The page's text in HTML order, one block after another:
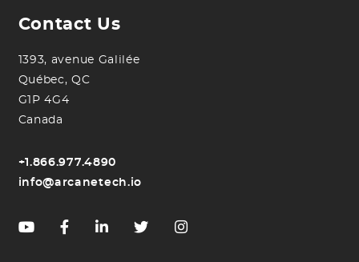
Contact Us
1393, avenue Galilée
Québec, QC
G1P 4G4
Canada
+1.866.977.4890
info@arcanetech.io